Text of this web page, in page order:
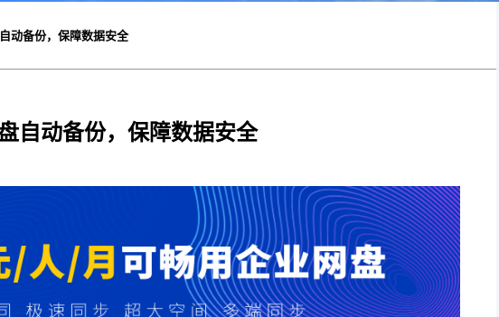
动备份，保障数据安全
自动备份，保障数据安全